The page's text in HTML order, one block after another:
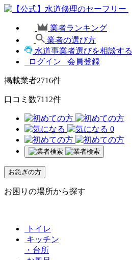
業者ランキング
業者の選び方
水道事業者選びを相談する
ログイン
会員登録
掲載業者2716件
口コミ数7112件
0
お急ぎの方
お困りの場所から探す
トイレ
キッチン
・台所